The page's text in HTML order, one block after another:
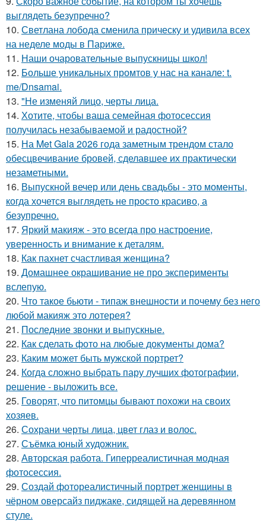
выглядеть безупречно?
10. Светлана лобода сменила прическу и удивила всех
на неделе моды в Париже.
11. Наши очаровательные выпускницы школ!
12. Больше уникальных промтов у нас на канале: t.
me/Dnsamai.
13. "Не изменяй лицо, черты лица.
14. Хотите, чтобы ваша семейная фотосессия
получилась незабываемой и радостной?
15. На Met Gala 2026 года заметным трендом стало
обесцвечивание бровей, сделавшее их практически
незаметными.
16. Выпускной вечер или день свадьбы - это моменты,
когда хочется выглядеть не просто красиво, а
безупречно.
17. Яркий макияж - это всегда про настроение,
уверенность и внимание к деталям.
18. Как пахнет счастливая женщина?
19. Домашнее окрашивание не про эксперименты
вслепую.
20. Что такое бьюти - типаж внешности и почему без него
любой макияж это лотерея?
21. Последние звонки и выпускные.
22. Как сделать фото на любые документы дома?
23. Каким может быть мужской портрет?
24. Когда сложно выбрать пару лучших фотографии,
решение - выложить все.
25. Говорят, что питомцы бывают похожи на своих
хозяев.
26. Сохрани черты лица, цвет глаз и волос.
27. Съёмка юный художник.
28. Авторская работа. Гиперреалистичная модная
фотосессия.
29. Создай фотореалистичный портрет женщины в
чёрном оверсайз пиджаке, сидящей на деревянном
стуле.